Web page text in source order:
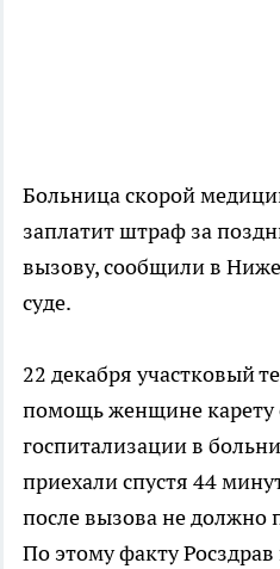
Больница скорой
заплатит штраф за
вызову, сообщили в
суде.
22 декабря участковый
помощь женщине
госпитализации в
приехали спустя 44
после вызова не должно
По этому факту